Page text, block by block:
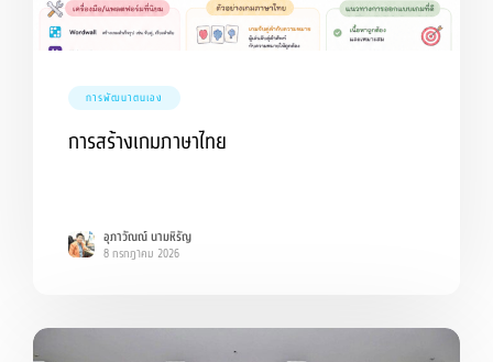
การพัฒนาตนเอง
การสร้างเกมภาษาไทย
อุภาวัณณ์ นามหิรัญ
8 กรกฎาคม 2026